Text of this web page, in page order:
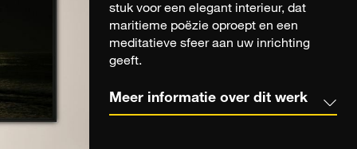
stuk voor een elegant interieur, dat
maritieme poëzie oproept en een
meditatieve sfeer aan uw inrichting
geeft.
Meer informatie over dit werk